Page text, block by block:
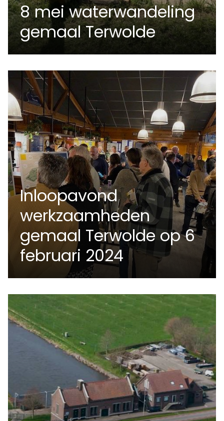
8 mei waterwandeling
gemaal Terwolde
Inloopavond
werkzaamheden
gemaal Terwolde op 6
februari 2024